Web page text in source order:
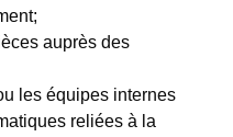
auprès des
les équipes internes
reliées à la